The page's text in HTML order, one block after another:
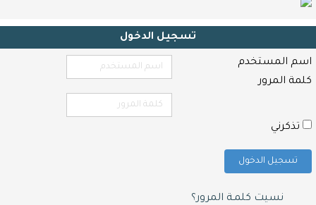
تسجيل الدخول
اسم المستخدم
كلمة المرور
تذكرني
تسجيل الدخول
نسيت كلمـة المرور؟